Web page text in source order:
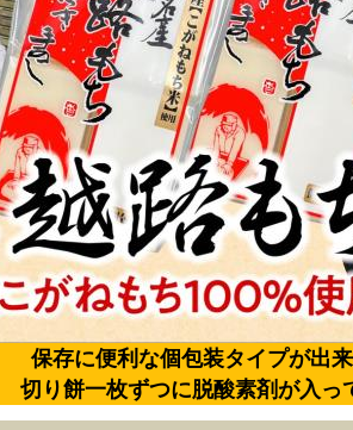
保存に便利な個包装タイプが出
切り餅一枚ずつに脱酸素剤が入っ